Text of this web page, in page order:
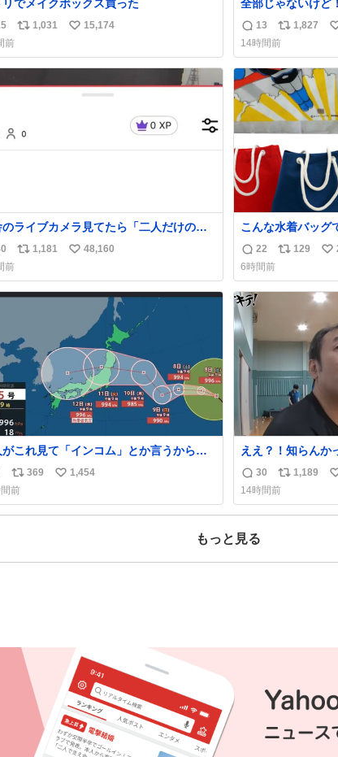
リでメイクボックス買った
リ
ス
ト
1,031
い
ね
数
15,174
前
全部じゃないけど
ど！水が来はじめ
方々ありがとーーー
ー！！！！！！！
！！！！！！！
返
信
数
13
リ
ポ
ス
ト
数
1,827
い
数
14時間前
のライブカメラ見てたら「二人だけの世
を発見した
リ
ス
1,181
い
ね
48,160
前
こんな水着バッグ
タ、完全なる同
代 #昭和レトロ
返
信
数
22
リ
ス
129
い
ね
数
6時間前
がこれ見て「インコム」とか言うから、
それにしか見えなくなっちゃった。
リ
ポ
ス
369
い
ね
1,454
前
ええ？！知らんか
返
信
数
30
リ
ポ
ス
1,189
い
14時間前
もっと見る